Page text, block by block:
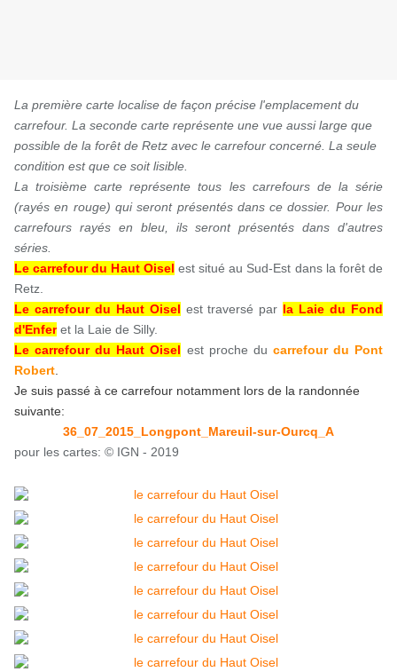
La première carte localise de façon précise l'emplacement du
carrefour. La seconde carte représente une vue aussi large que
possible de la forêt de Retz avec le carrefour concerné. La seule
condition est que ce soit lisible.
La troisième carte représente tous les carrefours de la série
(rayés en rouge) qui seront présentés dans ce dossier. Pour les
carrefours rayés en bleu, ils seront présentés dans d'autres
séries.
Le carrefour du Haut Oisel est situé au Sud-Est dans la forêt de
Retz.
Le carrefour du Haut Oisel est traversé par la Laie du Fond
d'Enfer et la Laie de Silly.
Le carrefour du Haut Oisel est proche du carrefour du Pont
Robert
Je suis passé à ce carrefour notamment lors de la randonnée
suivante:
36_07_2015_Longpont_Mareuil-sur-Ourcq_A
pour les cartes: © IGN - 2019